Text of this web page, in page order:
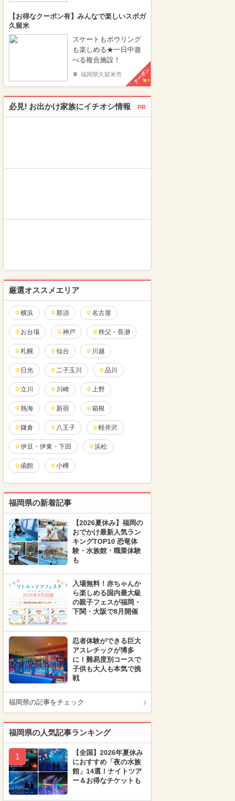
【お得なクーポン有】みんなで楽しいスポガ
久留米
スケートもボウリング
も楽しめる★一日中遊
べる複合施設！
福岡県久留米市 クーポン
必見! お出かけ家族にイチオシ情報 PR
厳選オススメエリア
横浜 那須 名古屋
お台場 神戸 秩父・長瀞
札幌 仙台 川越
日光 二子玉川 品川
立川 川崎 上野
熱海 新宿 箱根
鎌倉 八王子 軽井沢
伊豆・伊東・下田 浜松
函館 小樽
福岡県の新着記事
【2026夏休み】福岡の
おでかけ最新人気ラン
キングTOP10 恐竜体
験・水族館・職業体験
も
入場無料！赤ちゃんか
ら楽しめる国内最大級
の親子フェスが福岡・
下関・大阪で8月開催
忍者体験ができる巨大
アスレチックが博多
に！難易度別コースで
子供も大人も本気で挑
戦
福岡県の記事をチェック
福岡県の人気記事ランキング
1
【全国】2026年夏休み
におすすめ「夜の水族
館」14選！ナイトツア
ー＆お得なチケットも